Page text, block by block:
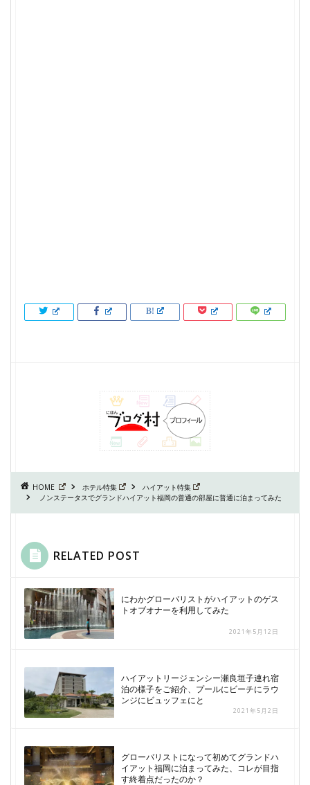
HOME ホテル特集
ハイアット特集
ノンステータスでグランドハイアット福岡の普通の部屋に普通に泊まってみた
RELATED POST
にわかグローバリストがハイアットのゲス
トオブオナーを利用してみた
2021年5月12日
ハイアットリージェンシー瀬良垣子連れ宿
泊の様子をご紹介、プールにビーチにラウ
ンジにビュッフェにと
2021年5月2日
グローバリストになって初めてグランドハ
イアット福岡に泊まってみた、コレが目指
す終着点だったのか？